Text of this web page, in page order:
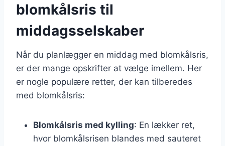
blomkålsris til
middagsselskaber
Når du planlægger en middag med blomkålsris,
er der mange opskrifter at vælge imellem. Her
er nogle populære retter, der kan tilberedes
med blomkålsris:
Blomkålsris med kylling: En lækker ret,
hvor blomkålsrisen blandes med sauteret